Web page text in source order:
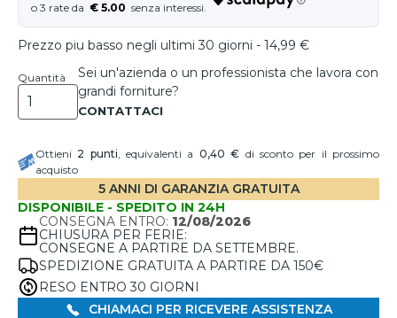
€ 5.00
Prezzo piu basso negli ultimi 30 giorni - 14,99 €
Quantità
Sei un'azienda o un professionista che lavora con
grandi forniture?
Ottieni 2 punti, equivalenti a 0,40 € di sconto per il prossimo
acquisto
5 ANNI DI GARANZIA GRATUITA
DISPONIBILE - SPEDITO IN 24H
CONSEGNA ENTRO: 12/08/2026
CHIUSURA PER FERIE:
CONSEGNE A PARTIRE DA SETTEMBRE.
SPEDIZIONE GRATUITA A PARTIRE DA 150€
RESO ENTRO 30 GIORNI
CHIAMACI PER RICEVERE ASSISTENZA